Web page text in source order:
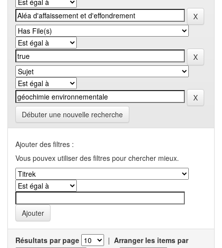
Débuter une nouvelle recherche
Ajouter des filtres :
Vous pouvex utiliser des filtres pour chercher mieux.
Résultats par page | Arranger les items par